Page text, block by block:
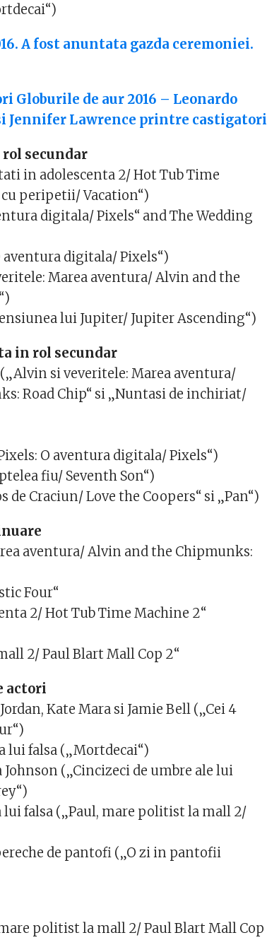
A fost anuntata gazda ceremoniei.
Globurile de aur 2016 – Leonardo
Jennifer Lawrence printre castigatori
secundar
in adolescenta 2/ Hot Tub Time
cu peripetii/ Vacation“)
digitala/ Pixels“ and The Wedding
aventura digitala/ Pixels“)
Marea aventura/ Alvin and the
lui Jupiter/ Jupiter Ascending“)
in rol secundar
si veveritele: Marea aventura/
Road Chip“ si „Nuntasi de inchiriat/
O aventura digitala/ Pixels“)
fiu/ Seventh Son“)
de Craciun/ Love the Coopers“ si „Pan“)
aventura/ Alvin and the Chipmunks:
Four“
2/ Hot Tub Time Machine 2“
2/ Paul Blart Mall Cop 2“
actori
Kate Mara si Jamie Bell („Cei 4
lui falsa („Mortdecai“)
Johnson („Cincizeci de umbre ale lui
lui falsa („Paul, mare politist la mall 2/
de pantofi („O zi in pantofii
politist la mall 2/ Paul Blart Mall Cop